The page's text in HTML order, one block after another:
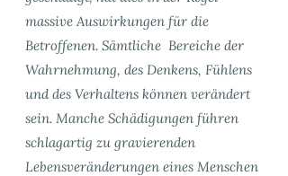
massive Auswirkungen für die
Betroffenen. Sämtliche Bereiche der
Wahrnehmung, des Denkens, Fühlens
und des Verhaltens können verändert
sein. Manche Schädigungen führen
schlagartig zu gravierenden
Lebensveränderungen eines Menschen